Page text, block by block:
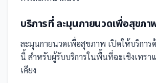
บริการที่ ละมุนกายนวดเพื่อสุขภา
ละมุนกายนวดเพื่อสุขภาพ เปิดให้บริกา
นี้ สำหรับผู้รับบริการในพื้นที่ฉะเชิงเทรา
เคียง